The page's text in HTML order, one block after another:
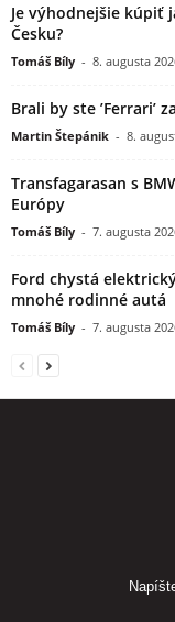
Je výhodnejšie kúpiť
Česku?
Tomáš Bíly - 8. augusta
Brali by ste ’Ferrari’
Martin Štepánik - 8.
Transfagarasan s
Európy
Tomáš Bíly - 7. augusta
Ford chystá
mnohé rodinné autá
Tomáš Bíly - 7. augusta